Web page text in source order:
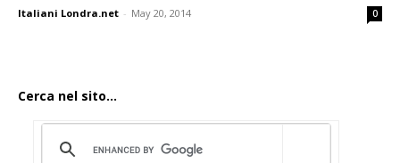
Italiani Londra.net - May 20, 2014 0
Cerca nel sito...